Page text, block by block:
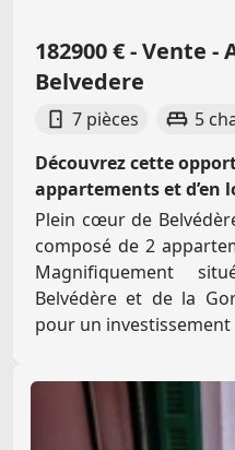
182900 € - Vente
Belvedere
7 pièces 5
Découvrez cette
appartements et d’en
Plein cœur de
composé de 2
Magnifiquement
Belvédère et de la
pour un investissement